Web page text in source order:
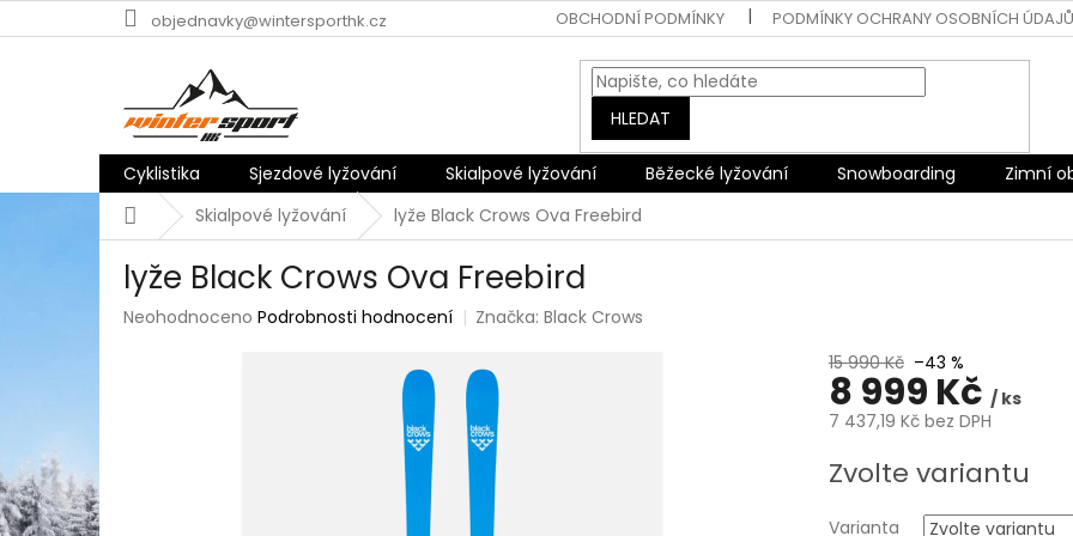
na
objednavky@wintersporthk.cz OBCHODNÍ PODMÍNKY PODMÍNKY OCHRANY OSOBNÍCH ÚDAJŮ
HLEDAT
Cyklistika Sjezdové lyžování Skialpové lyžování Běžecké lyžování Snowboarding Zimní
DomůSkialpové lyžování lyže Black Crows Ova Freebird
lyže Black Crows Ova Freebird
Průměrné
Neohodnoceno Podrobnosti hodnocení Značka:Black Crows
15 990 Kč –43 %
8 999 Kč / ks
7 437,19 Kč bez DPH
cena:
Zvolte variantu
Varianta